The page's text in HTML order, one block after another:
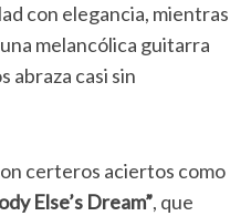
con elegancia, mientras
melancólica guitarra
abraza casi sin
certeros aciertos como
Else’s Dream”, que